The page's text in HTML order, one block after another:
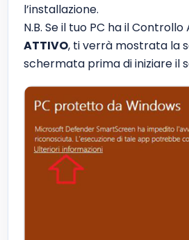
l’installazione.
N.B. Se il tuo PC ha il
ATTIVO, ti verrà mostrata la
schermata prima di iniziare il